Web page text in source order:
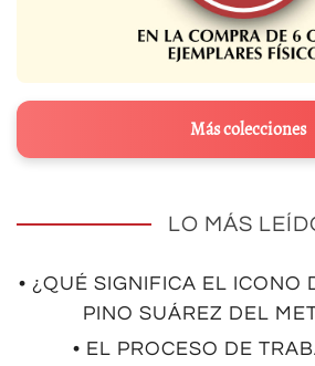
Más colecciones
LO MÁS
• ¿QUÉ SIGNIFICA EL ICONO
PINO SUÁREZ DEL
• EL PROCESO DE